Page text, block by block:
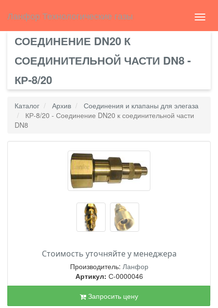
Ланфор Технологические газы
СОЕДИНЕНИЕ DN20 К
СОЕДИНИТЕЛЬНОЙ ЧАСТИ DN8 -
КР-8/20
Каталог Архив
Соединения и клапаны для элегаза
КР-8/20 - Соединение DN20 к соединительной части
DN8
Стоимость уточняйте у менеджера
Производитель: Ланфор
Артикул: С-0000046
Запросить цену
english